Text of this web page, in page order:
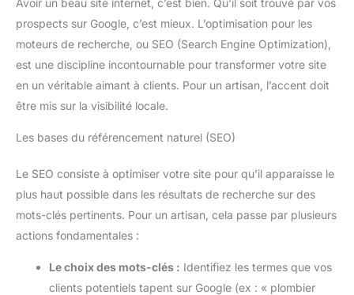
prospects sur Google, c’est mieux. L’optimisation pour les
moteurs de recherche, ou SEO (Search Engine Optimization),
est une discipline incontournable pour transformer votre site
en un véritable aimant à clients. Pour un artisan, l’accent doit
être mis sur la visibilité locale.
Les bases du référencement naturel (SEO)
Le SEO consiste à optimiser votre site pour qu’il apparaisse le
plus haut possible dans les résultats de recherche sur des
mots-clés pertinents. Pour un artisan, cela passe par plusieurs
actions fondamentales :
Le choix des mots-clés : Identifiez les termes que vos
clients potentiels tapent sur Google (ex : « plombier